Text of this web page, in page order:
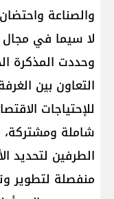
والصناعة
لا سيما في مجال
وحددت المذكرة
التعاون بين
للإحتياجات
شاملة ومشتركة،
الطرفين لتحديد
منفصلة لتطوير